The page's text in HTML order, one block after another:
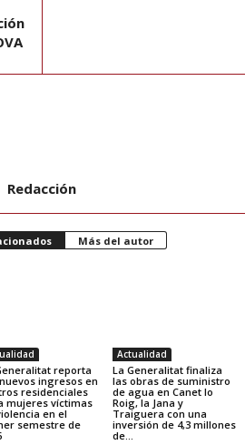
Redacción
Más del autor
reporta
ingresos en
residenciales
mujeres víctimas
en el
semestre de
Actualidad
La Generalitat finaliza
las obras de suministro
de agua en Canet lo
Roig, la Jana y
Traiguera con una
inversión de 4,3 millones
de...